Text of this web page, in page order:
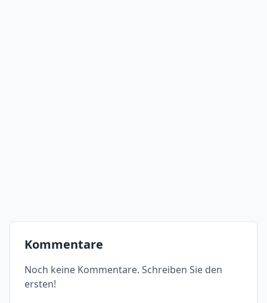
Kommentare
Noch keine Kommentare. Schreiben Sie den
ersten!